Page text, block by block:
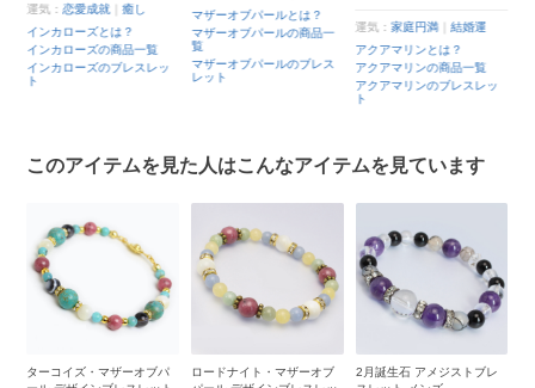
運気：恋愛成就 ｜癒し
インカローズとは？
インカローズの商品一覧
インカローズのブレスレッ
ト
マザーオブパールとは？
マザーオブパールの商品一
覧
マザーオブパールのブレス
レット
運気：家庭円満 ｜結婚運
アクアマリンとは？
アクアマリンの商品一覧
アクアマリンのブレスレッ
ト
このアイテムを見た人はこんなアイテムを見ています
ターコイズ・マザーオブパ
ロードナイト・マザーオブ
2月誕生石 アメジストブレ